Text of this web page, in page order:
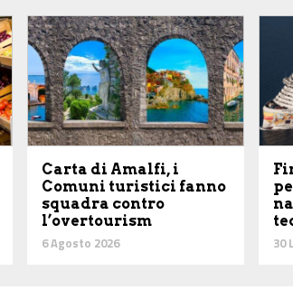
Carta di Amalfi, i
Comuni turistici fanno
squadra contro
l’overtourism
6 Agosto 2026 30